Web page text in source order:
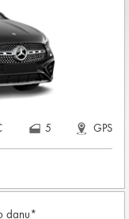
5 GPS
danu*